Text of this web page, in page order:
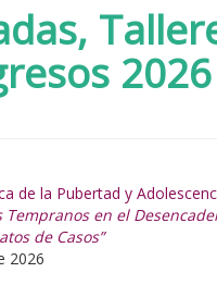
2026
de la Pubertad y
Tempranos en el
de Casos”
2026